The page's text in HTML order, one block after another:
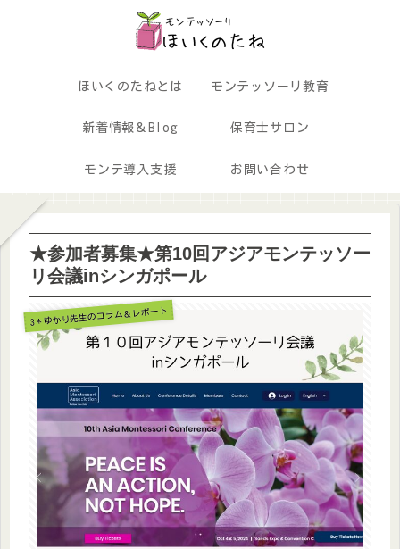
ほいくのたねとは モンテッソーリ教育
新着情報＆Blog 保育士サロン
モンテ導入支援 お問い合わせ
★参加者募集★第10回アジアモンテッソー
リ会議inシンガポール
3＊ゆかり先生のコラム＆レポート